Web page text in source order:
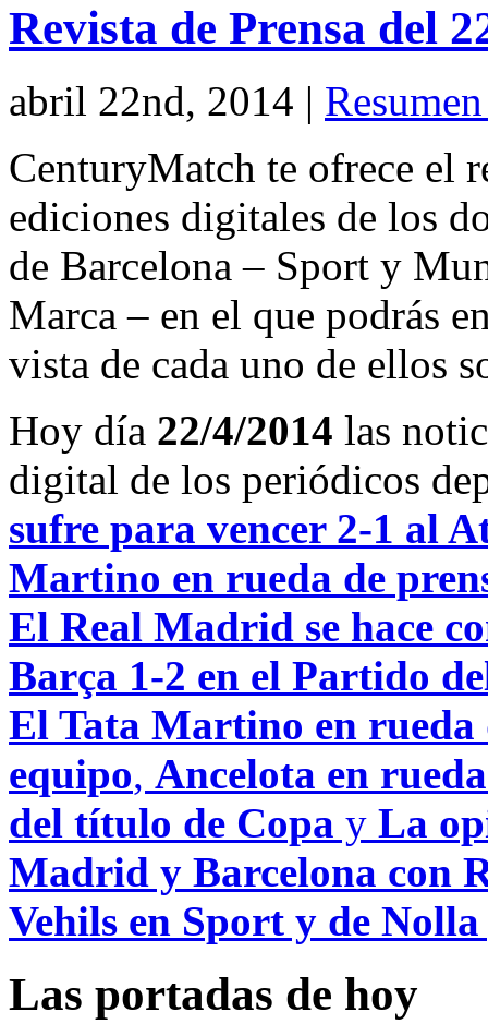
Revista de Prensa del
abril 22nd, 2014 |
CenturyMatch te ofrece el
ediciones digitales de los
de Barcelona – Sport y
Marca – en el que podrás
vista de cada uno de ellos
Hoy día 22/4/2014 las
digital de los periódicos
sufre para vencer 2-1 al
Martino en rueda de
El Real Madrid se hace
Barça 1-2 en el Partido
El Tata Martino en rueda
equipo, Ancelota en
del título de Copa y La
Madrid y Barcelona con
Vehils en Sport y de
Las portadas de hoy